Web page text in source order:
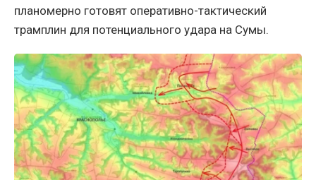
планомерно готовят оперативно-тактический
трамплин для потенциального удара на Сумы.